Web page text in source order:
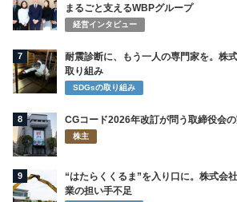
まるごと支えるWBPグループ
経営インタビュー
7
耐震診断に、もう一人の専門家を。株
取り組み
SDGsの取り組み
8 CGコード2026年改訂が問う取締役会
株主
9
“はたらくくるま”を入り口に。株式会
業の担い手不足